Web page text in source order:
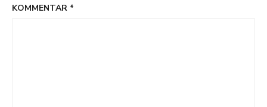
KOMMENTAR *